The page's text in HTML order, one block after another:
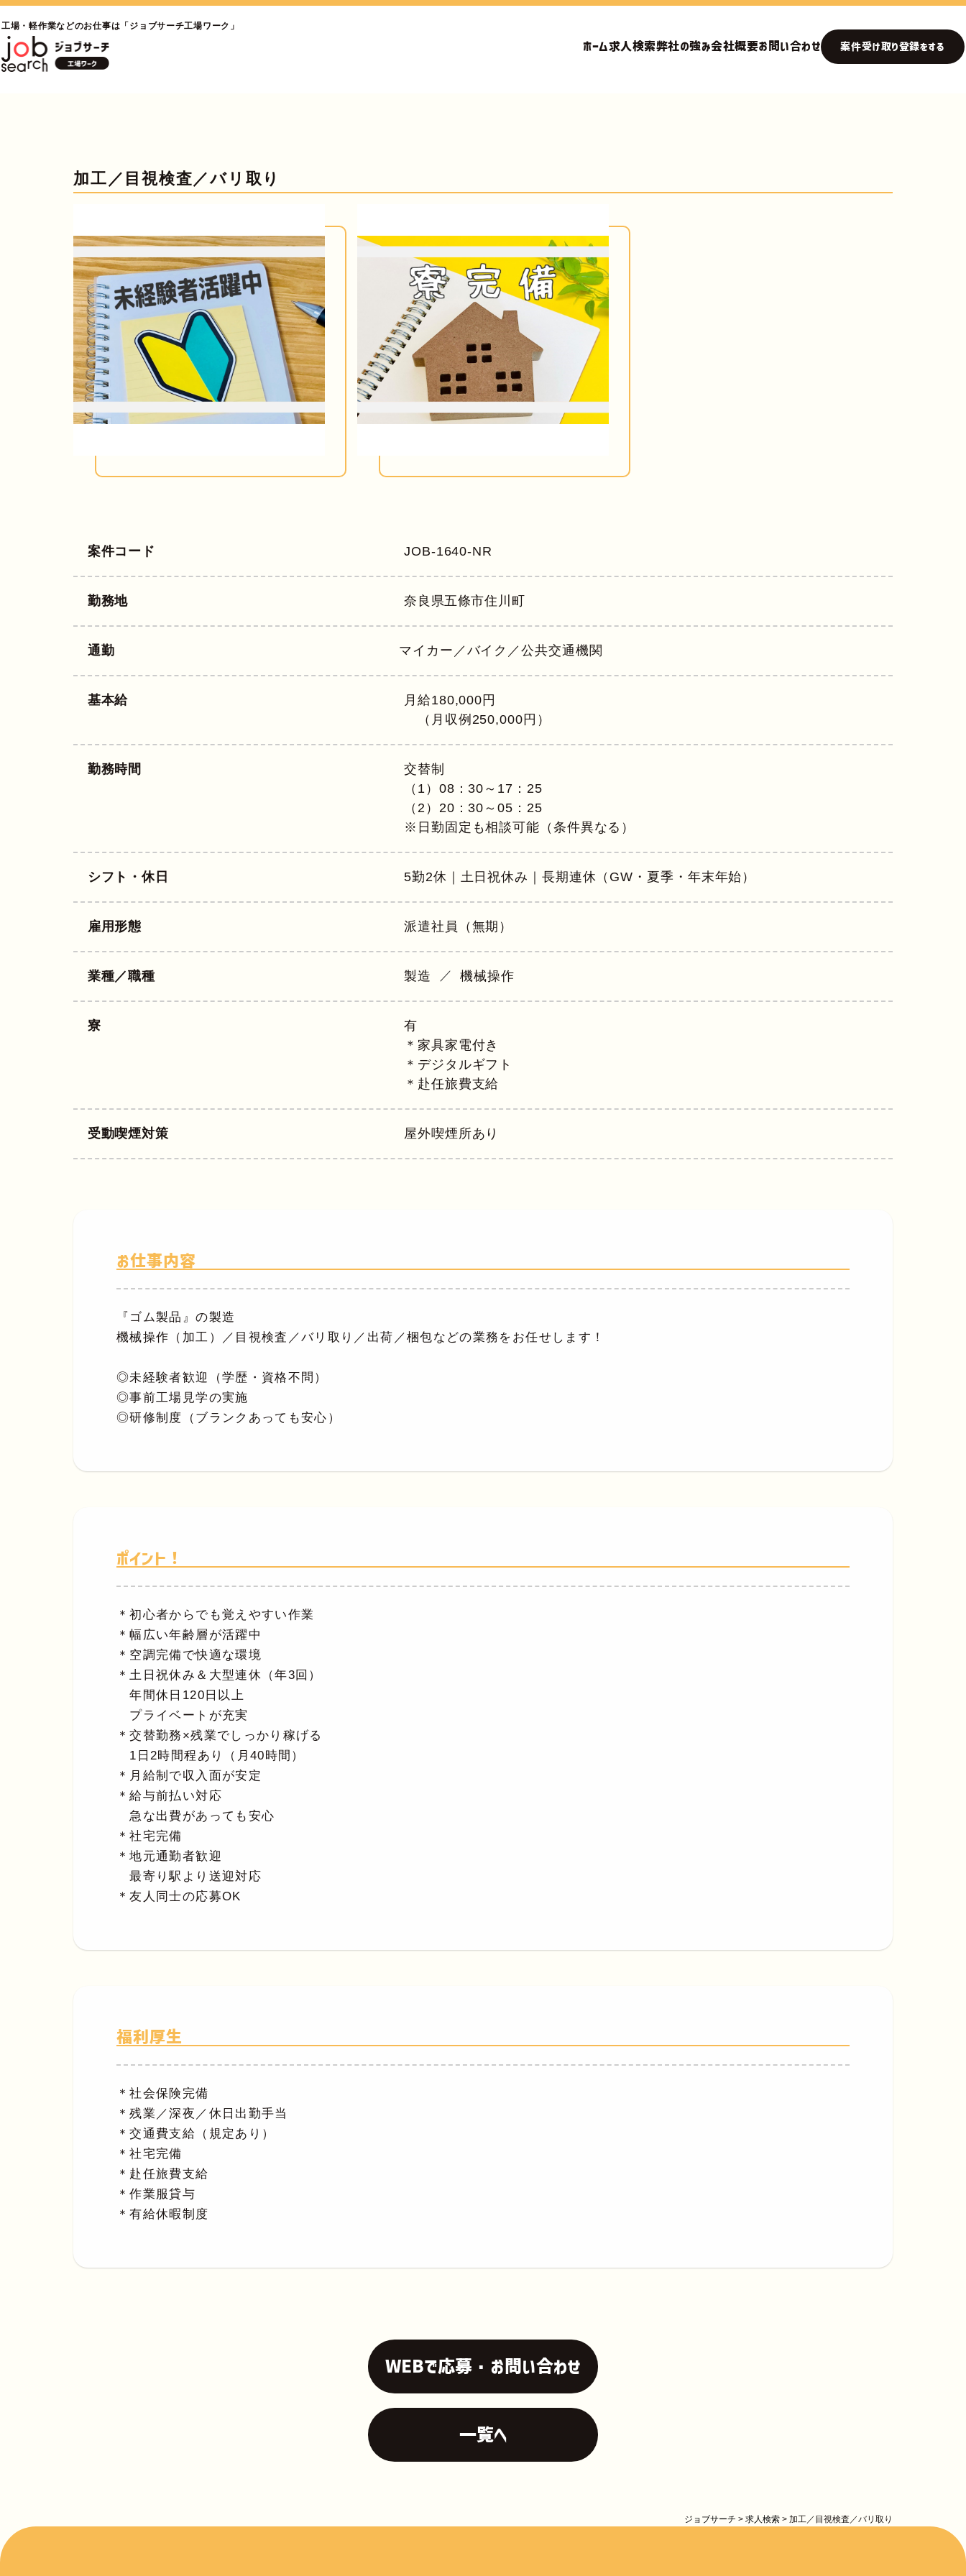
工場・軽作業などのお仕事は「ジョブサーチ工場ワーク」
ホーム求人検索弊社の強み会社概要お問い合わせ 案件受け取り登録をする
加工／目視検査／バリ取り
案件コード JOB-1640-NR
勤務地 奈良県五條市住川町
通勤 マイカー／バイク／公共交通機関
基本給
月給180,000円
（月収例250,000円）
勤務時間
交替制
（1）08：30～17：25
（2）20：30～05：25
※日勤固定も相談可能（条件異なる）
シフト・休日 5勤2休｜土日祝休み｜長期連休（GW・夏季・年末年始）
雇用形態 派遣社員（無期）
業種／職種 製造 機械操作
寮
有
＊家具家電付き
＊デジタルギフト
＊赴任旅費支給
受動喫煙対策 屋外喫煙所あり
お仕事内容
『ゴム製品』の製造
機械操作（加工）／目視検査／バリ取り／出荷／梱包などの業務をお任せします！
◎未経験者歓迎（学歴・資格不問）
◎事前工場見学の実施
◎研修制度（ブランクあっても安心）
ポイント！
＊初心者からでも覚えやすい作業
＊幅広い年齢層が活躍中
＊空調完備で快適な環境
＊土日祝休み＆大型連休（年3回）
年間休日120日以上
プライベートが充実
＊交替勤務×残業でしっかり稼げる
1日2時間程あり（月40時間）
＊月給制で収入面が安定
＊給与前払い対応
急な出費があっても安心
＊社宅完備
＊地元通勤者歓迎
最寄り駅より送迎対応
＊友人同士の応募OK
福利厚生
＊社会保険完備
＊残業／深夜／休日出勤手当
＊交通費支給（規定あり）
＊社宅完備
＊赴任旅費支給
＊作業服貸与
＊有給休暇制度
WEBで応募・お問い合わせ
一覧へ
ジョブサーチ > 求人検索 > 加工／目視検査／バリ取り